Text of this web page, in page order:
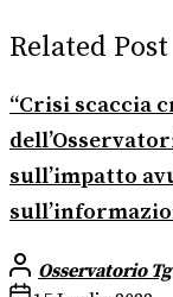
Related Post
“Crisi scaccia
sull’impatto
Osservatorio Tg